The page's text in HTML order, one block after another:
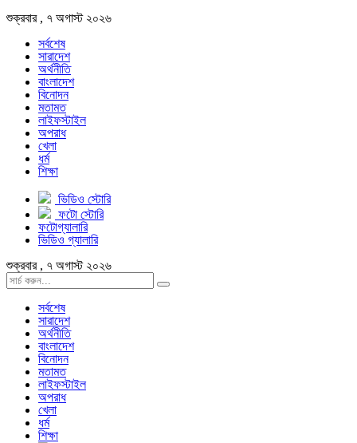
শুক্রবার , ৭ অগাস্ট ২০২৬
সর্বশেষ
সারাদেশ
অর্থনীতি
বাংলাদেশ
বিনোদন
মতামত
লাইফস্টাইল
অপরাধ
খেলা
ধর্ম
শিক্ষা
ভিডিও স্টোরি
ফটো স্টোরি
ফটোগ্যালারি
ভিডিও গ্যালারি
শুক্রবার , ৭ অগাস্ট ২০২৬
সর্বশেষ
সারাদেশ
অর্থনীতি
বাংলাদেশ
বিনোদন
মতামত
লাইফস্টাইল
অপরাধ
খেলা
ধর্ম
শিক্ষা